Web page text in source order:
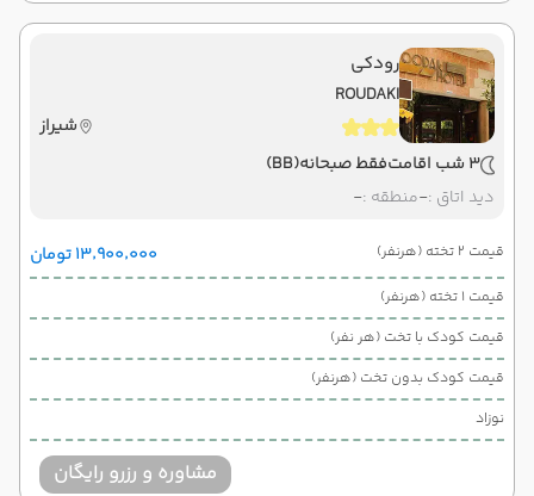
رودکی
ROUDAKI
شیراز
3 شب اقامت
فقط صبحانه(BB)
دید اتاق :-منطقه :-
قیمت 2 تخته (هرنفر) ۱۳٬۹۰۰٬۰۰۰ تومان
قیمت 1 تخته (هرنفر)
قیمت کودک با تخت (هر نفر)
قیمت کودک بدون تخت (هرنفر)
نوزاد
مشاوره و رزرو رایگان